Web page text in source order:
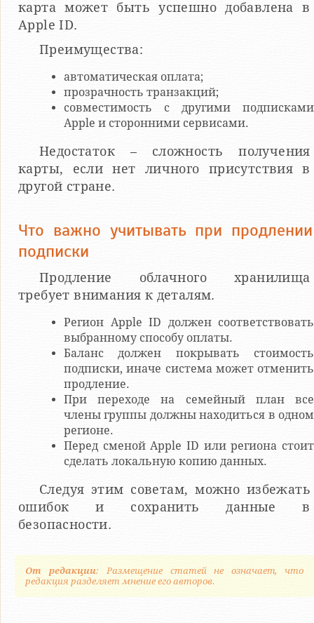
карта может быть успешно добавлена в
Apple ID.
Преимущества:
автоматическая оплата;
прозрачность транзакций;
совместимость с другими подписками
Apple и сторонними сервисами.
Недостаток – сложность получения
карты, если нет личного присутствия в
другой стране.
Что важно учитывать при продлении
подписки
Продление облачного хранилища
требует внимания к деталям.
Регион Apple ID должен соответствовать
выбранному способу оплаты.
Баланс должен покрывать стоимость
подписки, иначе система может отменить
продление.
При переходе на семейный план все
члены группы должны находиться в одном
регионе.
Перед сменой Apple ID или региона стоит
сделать локальную копию данных.
Следуя этим советам, можно избежать
ошибок и сохранить данные в
безопасности.
От редакции: Размещение статей не означает, что
редакция разделяет мнение его авторов.